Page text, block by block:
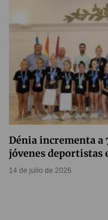
Dénia incrementa a
jóvenes deportistas
14 de julio de 2026